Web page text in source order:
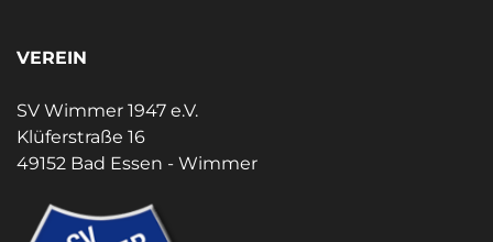
VEREIN
SV Wimmer 1947 e.V.
Klüferstraße 16
49152 Bad Essen - Wimmer